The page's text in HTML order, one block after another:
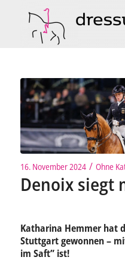
16. November 2024 / Ohne
Denoix siegt
Katharina Hemmer hat
Stuttgart gewonnen –
im Saft” ist!